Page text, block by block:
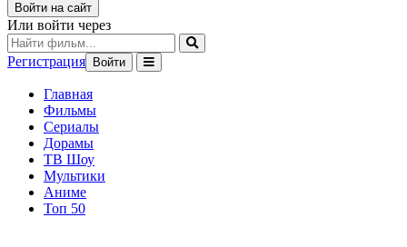
Войти на сайт
Или войти через
Регистрация Войти
Главная
Фильмы
Сериалы
Дорамы
ТВ Шоу
Мультики
Аниме
Топ 50